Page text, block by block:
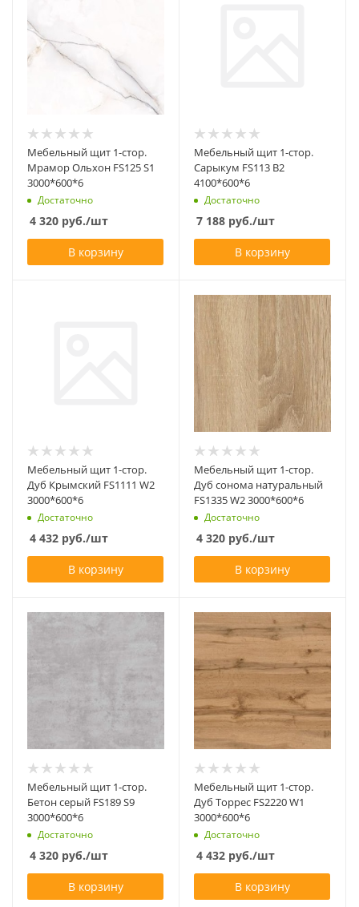
Мебельный щит 1-стор.
Мрамор Ольхон FS125 S1
3000*600*6
Достаточно
4 320 руб./шт
В корзину
Мебельный щит 1-стор.
Сарыкум FS113 В2
4100*600*6
Достаточно
7 188 руб./шт
В корзину
Мебельный щит 1-стор.
Дуб Крымский FS1111 W2
3000*600*6
Достаточно
4 432 руб./шт
В корзину
Мебельный щит 1-стор.
Дуб сонома натуральный
FS1335 W2 3000*600*6
Достаточно
4 320 руб./шт
В корзину
Мебельный щит 1-стор.
Бетон серый FS189 S9
3000*600*6
Достаточно
4 320 руб./шт
В корзину
Мебельный щит 1-стор.
Дуб Торрес FS2220 W1
3000*600*6
Достаточно
4 432 руб./шт
В корзину